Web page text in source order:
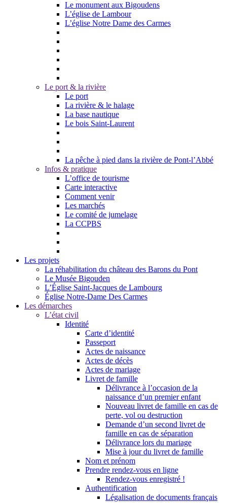
Le monument aux Bigoudens
L’église de Lambour
L’église Notre Dame des Carmes
Le port & la rivière
Le port
La rivière & le halage
La base nautique
Le bois Saint-Laurent
La pêche à pied dans la rivière de Pont-l’Abbé
Infos & pratique
L’office de tourisme
Carte interactive
Comment venir
Les marchés
Le comité de jumelage
La CCPBS
Les projets
La réhabilitation du château des Barons du Pont
Le Musée Bigouden
L’Église Saint-Jacques de Lambourg
Église Notre-Dame Des Carmes
Les démarches
L’état civil
Identité
Carte d’identité
Passeport
Actes de naissance
Actes de décès
Actes de mariage
Livret de famille
Délivrance à l’occasion de la
naissance d’un premier enfant
Nouveau livret de famille en cas de
perte, vol ou destruction
Demande d’un second livret de
famille en cas de séparation
Délivrance lors du mariage
Mise à jour du livret de famille
Nom et prénom
Prendre rendez-vous en ligne
Rendez-vous enregistré !
Authentification
Légalisation de documents français